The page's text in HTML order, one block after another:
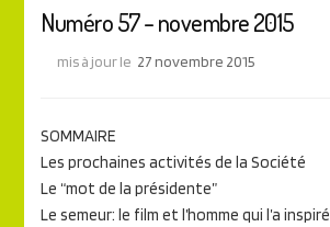
Numéro 57 – novembre 2015
mis à jour le 27 novembre 2015
SOMMAIRE
Les prochaines activités de la Société
Le “mot de la présidente”
Le semeur: le film et l’homme qui l’a inspiré